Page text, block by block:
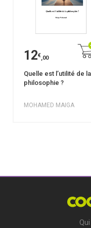
12€,00
Quelle est l’utilité de la
philosophie ?
MOHAMED MAIGA